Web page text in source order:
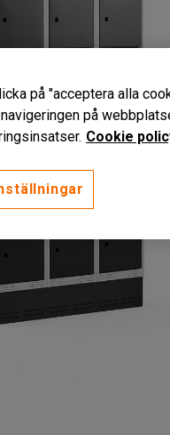
på "acceptera alla
på
Cookie